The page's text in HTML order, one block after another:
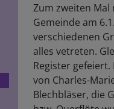
Zum zweiten
Gemeinde am
verschiedenen
alles vetreten.
Register
von Charles-
Blechbläser, die